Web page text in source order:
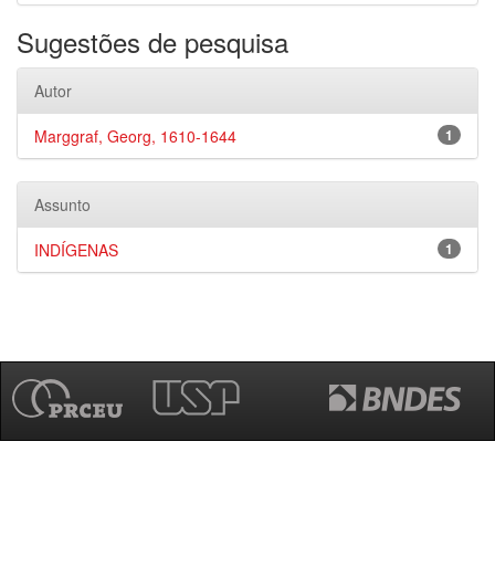
Sugestões de pesquisa
Autor
1
Marggraf, Georg, 1610-1644
Assunto
1
INDÍGENAS